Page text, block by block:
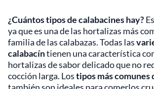
¿Cuántos tipos de calabacines hay?
ya que es una de las hortalizas más
familia de las calabazas. Todas las
calabacíntienen una característica
hortalizas de sabor delicado que no
cocción larga. Lostipos más comunes